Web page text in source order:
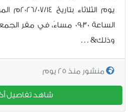
الساعة 09:30 مساءً، في
وذلك& . . .
منشور منذ 25 يوم
شاهد تفاصيل